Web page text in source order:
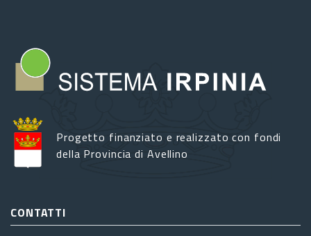
Progetto finanziato e realizzato con fondi
della Provincia di Avellino
CONTATTI